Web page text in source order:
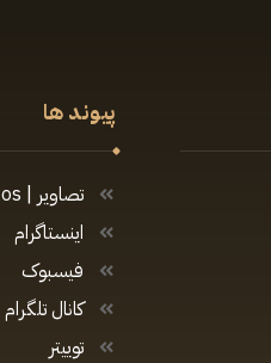
پیوند ها
تصاویر | Photos
اینستاگرام
فیسبوک
کانال تلگرام
توییتر